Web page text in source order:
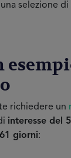
selezione
richiedere un
interesse del
giorni: